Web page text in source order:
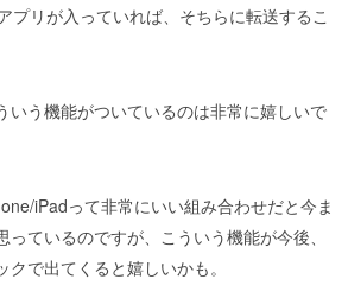
プリが入っていれば、そちらに転送するこ
いう機能がついているのは非常に嬉しいで
iPadって非常にいい組み合わせだと今ま
ているのですが、こういう機能が今後、
で出てくると嬉しいかも。